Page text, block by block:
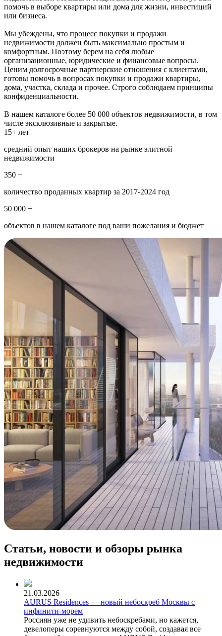
помочь в выборе квартиры или дома для жизни, инвестиций
или бизнеса.
Мы убеждены, что процесс покупки и продажи
недвижимости должен быть максимально простым и
комфортным. Поэтому берем на себя любые
организационные, юридические и финансовые вопросы.
Ценим долгосрочные партнерские отношения с клиентами,
готовы помочь в вопросах покупки и продажи квартиры,
дома, участка, склада и прочее. Строго соблюдаем принципы
конфиденциальности.
В нашем каталоге более 50 000 объектов недвижимости, в том
числе эксклюзивные и закрытые.
15+ лет
средний опыт наших брокеров на рынке элитной
недвижимости
350 +
количество проданных квартир за 2017-2024 год
50 000 +
объектов в нашем каталоге под ваши пожелания и бюджет
Статьи, новости и обзоры рынка
недвижимости
21.03.2026
AURUS Residences — новый небоскреб Москвы с
инфинити-морем
Россиян уже не удивить небоскребами, но кажется,
девелоперы соревнуются между собой, создавая все